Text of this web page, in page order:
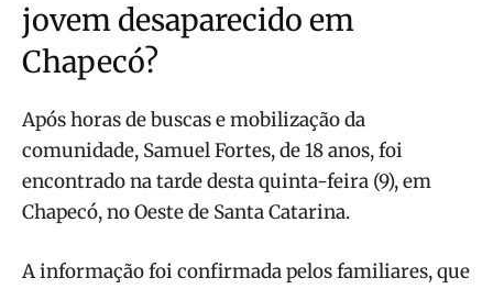
jovem desaparecido em
Chapecó?
Após horas de buscas e mobilização da
comunidade, Samuel Fortes, de 18 anos, foi
encontrado na tarde desta quinta-feira (9), em
Chapecó, no Oeste de Santa Catarina.
A informação foi confirmada pelos familiares, que